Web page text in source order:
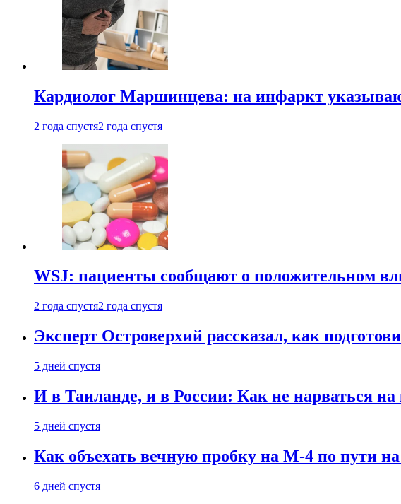
Кардиолог Маршинцева: на инфаркт
2 года спустя2 года спустя
WSJ: пациенты сообщают о положительном
2 года спустя2 года спустя
Эксперт Островерхий рассказал, как
5 дней спустя
И в Таиланде, и в России: Как не нарваться
5 дней спустя
Как объехать вечную пробку на М-4 по пути
6 дней спустя